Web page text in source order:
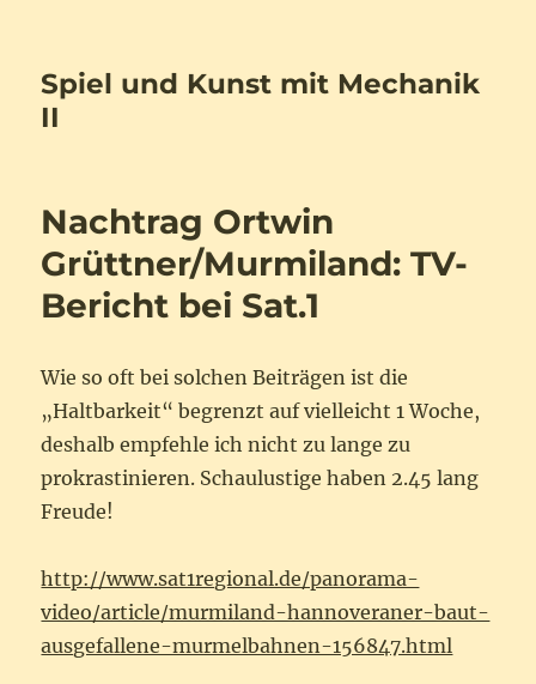
Spiel und Kunst mit Mechanik
II
Nachtrag Ortwin
Grüttner/Murmiland: TV-
Bericht bei Sat.1
Wie so oft bei solchen Beiträgen ist die
„Haltbarkeit“ begrenzt auf vielleicht 1 Woche,
deshalb empfehle ich nicht zu lange zu
prokrastinieren. Schaulustige haben 2.45 lang
Freude!
http://www.sat1regional.de/panorama-
video/article/murmiland-hannoveraner-baut-
ausgefallene-murmelbahnen-156847.html